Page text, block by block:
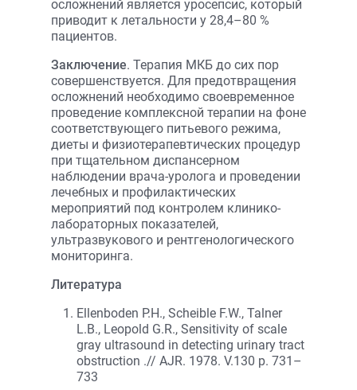
осложнений является уросепсис, который
приводит к летальности у 28,4–80 %
пациентов.
Заключение. Терапия МКБ до сих пор
совершенствуется. Для предотвращения
осложнений необходимо своевременное
проведение комплексной терапии на фоне
соответствующего питьевого режима,
диеты и физиотерапевтических процедур
при тщательном диспансерном
наблюдении врача-уролога и проведении
лечебных и профилактических
мероприятий под контролем клинико-
лабораторных показателей,
ультразвукового и рентгенологического
мониторинга.
Литература
Ellenboden P.H., Scheible F.W., Talner
L.B., Leopold G.R., Sensitivity of scale
gray ultrasound in detecting urinary tract
obstruction .// AJR. 1978. V.130 p. 731–
733